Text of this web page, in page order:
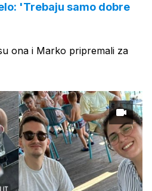
'Trebaju samo dobre
ona i Marko pripremali za